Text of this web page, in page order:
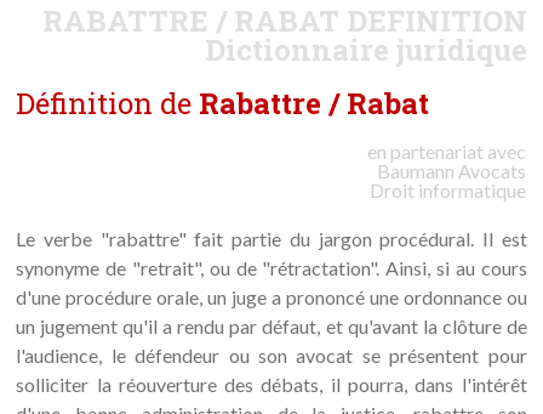
RABATTRE / RABAT DEFINITION
Dictionnaire juridique
Définition de Rabattre / Rabat
en partenariat avec
Baumann Avocats
Droit informatique
Le verbe "rabattre" fait partie du jargon procédural. Il est
synonyme de "retrait", ou de "rétractation". Ainsi, si au cours
d'une procédure orale, un juge a prononcé une ordonnance ou
un jugement qu'il a rendu par défaut, et qu'avant la clôture de
l'audience, le défendeur ou son avocat se présentent pour
solliciter la réouverture des débats, il pourra, dans l'intérêt